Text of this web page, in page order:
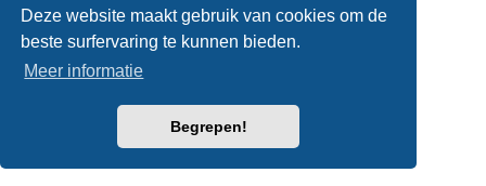
Deze website maakt gebruik van cookies om de
beste surfervaring te kunnen bieden.
Meer informatie
Begrepen!